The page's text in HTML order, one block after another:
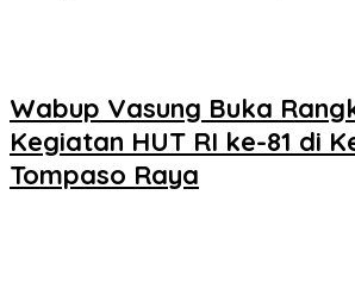
Wabup Vasung Buka
Kegiatan HUT RI ke-81 di
Tompaso Raya